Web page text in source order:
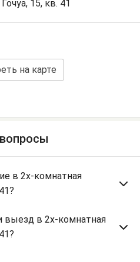
15, кв. 41
на карте
в 2х-комнатная
выезд в 2х-комнатная